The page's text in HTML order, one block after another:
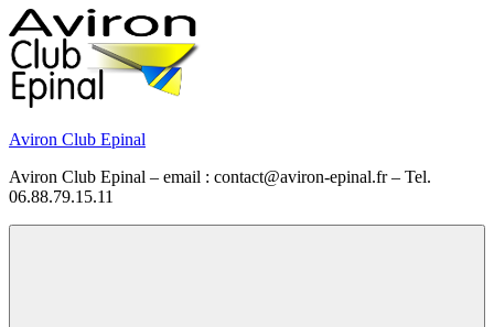
Skip
to
content
Aviron Club Epinal
Aviron Club Epinal – email : contact@aviron-epinal.fr – Tel.
06.88.79.15.11